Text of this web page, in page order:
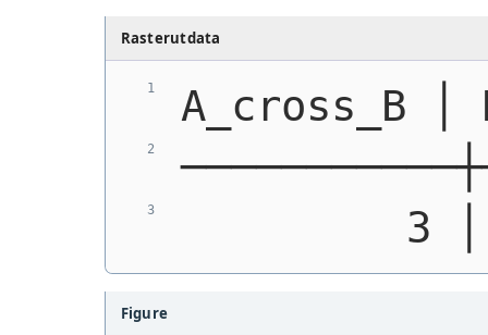
Rasterutdata
A_cross_B │
3
Figure